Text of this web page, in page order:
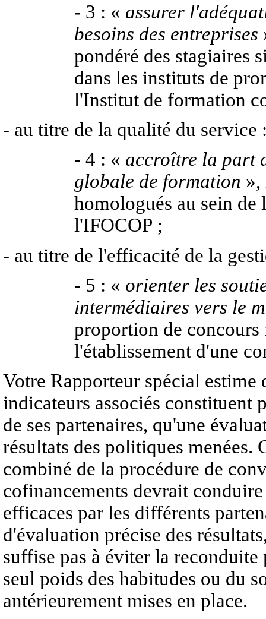
- 3 : « assurer
besoins des entreprises
pondéré des stagiaires
dans les instituts de
l'Institut de formation
- au titre de la qualité du service
- 4 : « accroître la part
globale de formation »,
homologués au sein
l'IFOCOP ;
- au titre de l'efficacité de la
- 5 : « orienter les
intermédiaires vers le
proportion de
l'établissement d'une
Votre Rapporteur spécial
indicateurs associés constituent
de ses partenaires, qu'une
résultats des politiques menées.
combiné de la procédure de
cofinancements devrait
efficaces par les différents
d'évaluation précise des
suffise pas à éviter la
seul poids des habitudes ou du
antérieurement mises en place.